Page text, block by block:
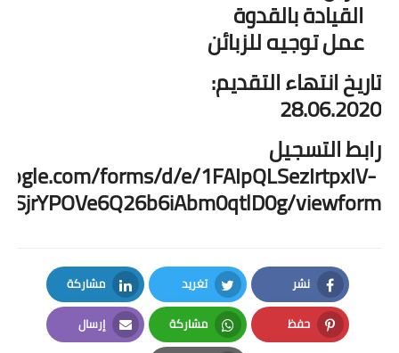
القيادة بالقدوة
عمل توجيه للزبائن
تاريخ انتهاء التقديم:
28.06.2020
رابط التسجيل
forms/d/e/1FAIpQLSezIrtpxIV-
viewform
نشر
Facebook
تغريد
Twitter
مشاركة
LinkedIn
حفظ
Pinterest
مشاركة
Whatsapp
إرسال
Email